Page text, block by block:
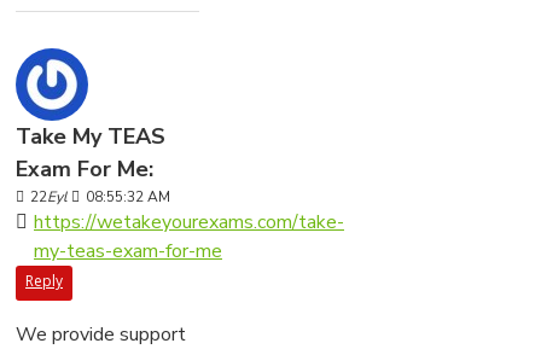
Take My TEAS
Exam For Me:
22Eyl 08:55:32 AM
https://wetakeyourexams.com/take-
my-teas-exam-for-me
Reply
We provide support